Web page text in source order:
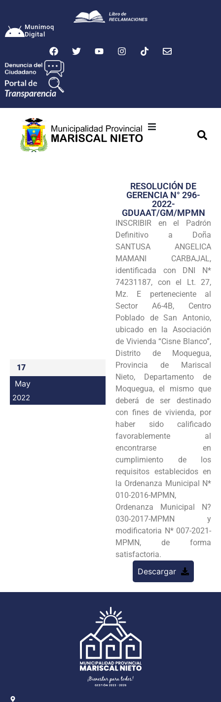
Munimoq
Digital
Transparencia
Seguridad
Programas
Intranet
17
May
2022
RESOLUCIÓN DE
GERENCIA N° 296-
2022-
GDUAAT/GM/MPMN
INSCRIBIR en el Padrón
Definitivo a Doña
SANTUSA ANGELICA
MAMANI CARBAJAL,
identificada con DNI N*
74231187, con el Lt. 27,
Mz. E perteneciente al
Sector A6-4B, Centro
Poblado de San Antonio,
ubicado en la Asociación
de Vivienda “Cisne Blanco”,
Distrito de Moquegua,
Provincia de Mariscal
Nieto, Departamento de
Moquegua, el mismo que
deberá de ser destinado
con fines de vivienda, por
haber sido calificado
favorablemente al
encontrarse en
cumplimiento de los
requisitos establecidos en
la Ordenanza Municipal N*
010-2016-MPMN,
Ordenanza Municipal N?
030-2017-MPMN y
modificatoria N* 007-2021-
MPMN, de forma
satisfactoria.
Descargar